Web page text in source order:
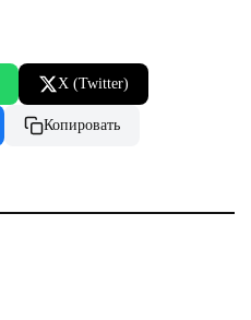
X (Twitter)
Копировать